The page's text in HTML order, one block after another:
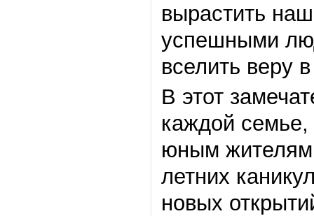
вырастить
успешными
вселить веру
В этот
каждой
юным жителям
летних
новых